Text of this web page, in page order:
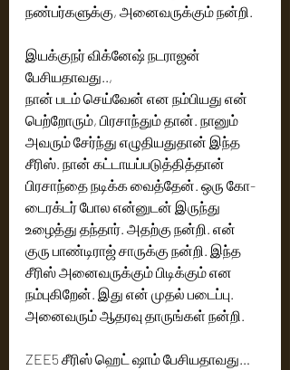
நண்பர்களுக்கு, அனைவருக்கும் நன்றி.
இயக்குநர் விக்னேஷ் நடராஜன்
பேசியதாவது..,
நான் படம் செய்வேன் என நம்பியது என்
பெற்றோரும், பிரசாந்தும் தான். நானும்
அவரும் சேர்ந்து எழுதியதுதான் இந்த
சீரிஸ். நான் கட்டாயப்படுத்தித்தான்
பிரசாந்தை நடிக்க வைத்தேன். ஒரு கோ-
டைரக்டர் போல என்னுடன் இருந்து
உழைத்து தந்தார். அதற்கு நன்றி. என்
குரு பாண்டிராஜ் சாருக்கு நன்றி. இந்த
சீரிஸ் அனைவருக்கும் பிடிக்கும் என
நம்புகிறேன். இது என் முதல் படைப்பு.
அனைவரும் ஆதரவு தாருங்கள் நன்றி.
ZEE5 சீரிஸ் ஹெட் ஷாம் பேசியதாவது…